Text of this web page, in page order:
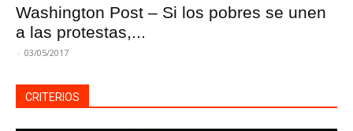
Washington Post – Si los pobres se unen
a las protestas,...
- 03/05/2017
CRITERIOS